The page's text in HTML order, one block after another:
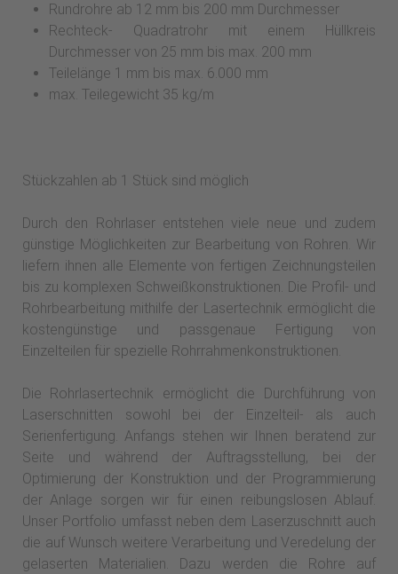
Rundrohre ab 12 mm bis 200 mm Durchmesser
Rechteck- Quadratrohr mit einem Hüllkreis
Durchmesser von 25 mm bis max. 200 mm
Teilelänge 1 mm bis max. 6.000 mm
max. Teilegewicht 35 kg/m
Stückzahlen ab 1 Stück sind möglich
Durch den Rohrlaser entstehen viele neue und zudem
günstige Möglichkeiten zur Bearbeitung von Rohren. Wir
liefern ihnen alle Elemente von fertigen Zeichnungsteilen
bis zu komplexen Schweißkonstruktionen. Die Profil- und
Rohrbearbeitung mithilfe der Lasertechnik ermöglicht die
kostengünstige und passgenaue Fertigung von
Einzelteilen für spezielle Rohrrahmenkonstruktionen.
Die Rohrlasertechnik ermöglicht die Durchführung von
Laserschnitten sowohl bei der Einzelteil- als auch
Serienfertigung. Anfangs stehen wir Ihnen beratend zur
Seite und während der Auftragsstellung, bei der
Optimierung der Konstruktion und der Programmierung
der Anlage sorgen wir für einen reibungslosen Ablauf.
Unser Portfolio umfasst neben dem Laserzuschnitt auch
die auf Wunsch weitere Verarbeitung und Veredelung der
gelaserten Materialien. Dazu werden die Rohre auf